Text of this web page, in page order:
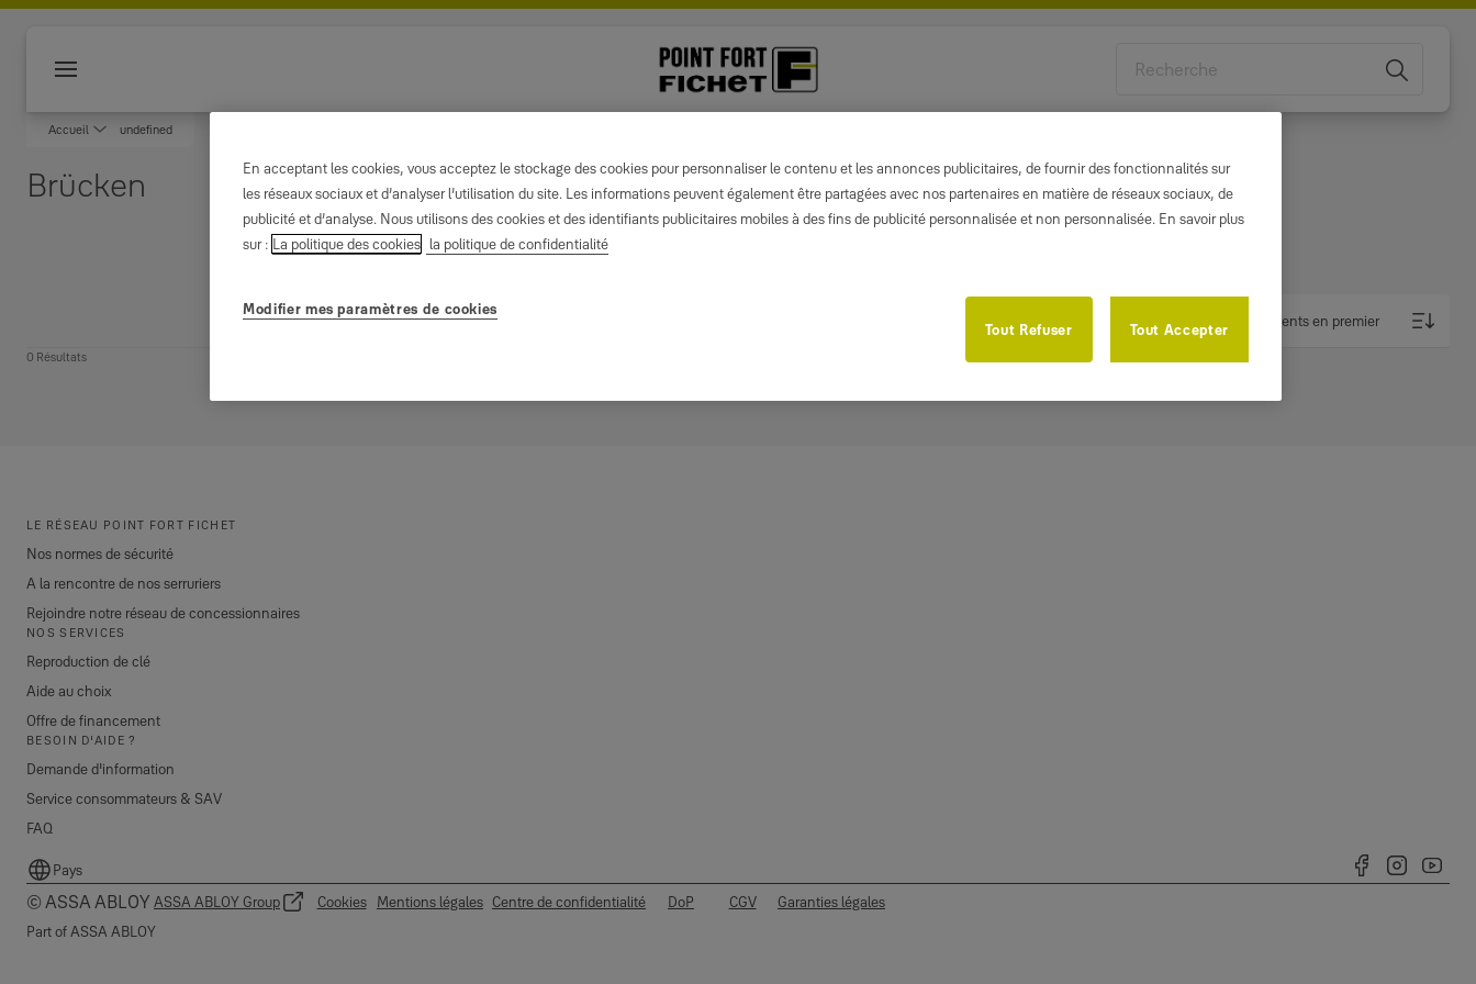
Accéder au contenu principal
Menu
Accueil undefined
Brücken
Les plus récents en premier
0 Résultats
LE RÉSEAU POINT FORT FICHET
Nos normes de sécurité
A la rencontre de nos serruriers
Rejoindre notre réseau de concessionnaires
NOS SERVICES
Reproduction de clé
Aide au choix
Offre de financement
BESOIN D'AIDE ?
Demande d'information
Service consommateurs & SAV
FAQ
Pays
© ASSA ABLOY ASSA ABLOY Group Cookies Mentions légales Centre de confidentialité DoP CGV
Garanties légales
Part of ASSA ABLOY
En acceptant les cookies, vous acceptez le stockage des cookies pour personnaliser le contenu et les annonces publicitaires, de fournir des fonctionnalités sur
les réseaux sociaux et d’analyser l’utilisation du site. Les informations peuvent également être partagées avec nos partenaires en matière de réseaux sociaux, de
publicité et d’analyse. Nous utilisons des cookies et des identifiants publicitaires mobiles à des fins de publicité personnalisée et non personnalisée. En savoir plus
sur : La politique des cookies la politique de confidentialité
Modifier mes paramètres de cookies
Tout Refuser
Tout Accepter